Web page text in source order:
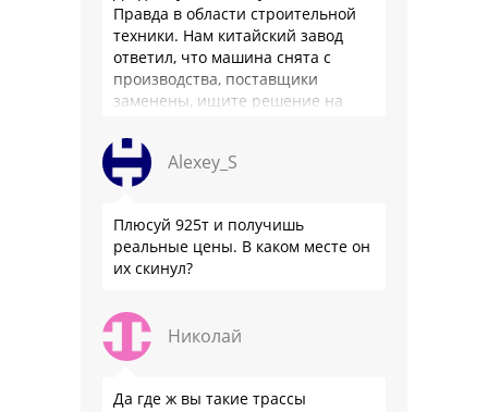
Правда в области строительной
техники. Нам китайский завод
ответил, что машина снята с
производства, поставщики
заменены, ищите решение на
официальном бланке …
Alexey_S
Плюсуй 925т и получишь
реальные цены. В каком месте он
их скинул?
Николай
Да где ж вы такие трассы